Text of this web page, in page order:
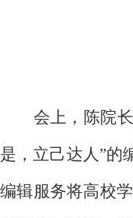
会上，陈院
是，立己达人”的
编辑服务将高校